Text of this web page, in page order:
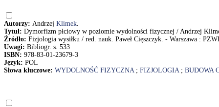
Autorzy: Andrzej Klimek.
Tytuł: Dymorfizm płciowy w poziomie wydolności fizycznej / Andrzej
Źródło: Fizjologia wysiłku / red. nauk. Paweł Cięszczyk. - Warszawa :
Uwagi: Bibliogr. s. 533
ISBN: 978-83-01-23679-3
Język: POL
Słowa kluczowe: WYDOLNOŚĆ FIZYCZNA; FIZJOLOGIA; BUDOWA